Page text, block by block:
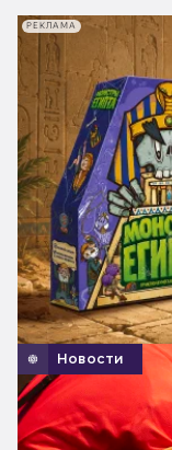
Новости
РЕКЛАМА